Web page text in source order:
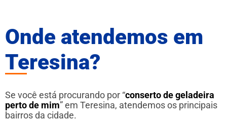
Onde atendemos em
Teresina?
Se você está procurando por “conserto de geladeira
perto de mim” em Teresina, atendemos os principais
bairros da cidade.